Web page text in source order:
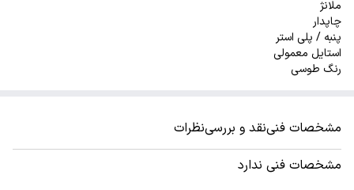
ملانژ
چاپدار
پنبه / پلی استر
استایل معمولی
رنگ طوسی
مشخصات فنینقد و بررسینظرات
مشخصات فنی ندارد